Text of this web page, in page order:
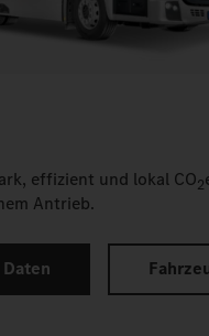
effizient und lokal CO2
Antrieb.